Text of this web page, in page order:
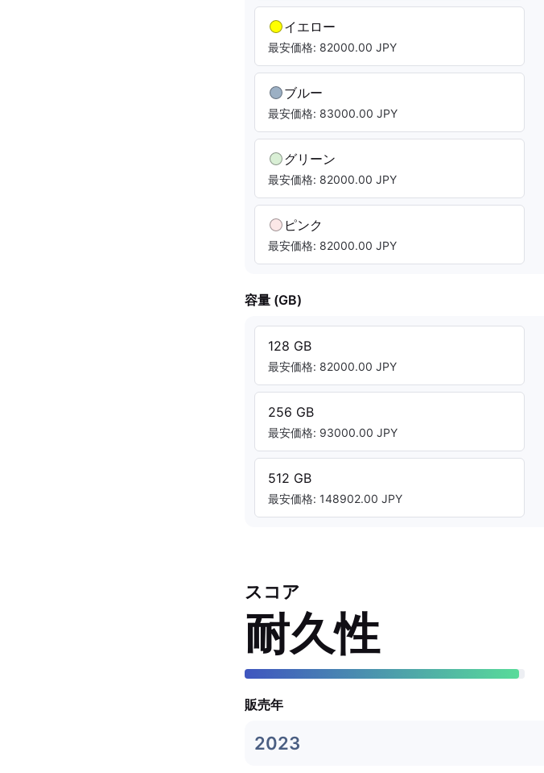
イエロー
最安価格: 82000.00 JPY
ブルー
最安価格: 83000.00 JPY
グリーン
最安価格: 82000.00 JPY
ピンク
最安価格: 82000.00 JPY
容量 (GB)
128 GB
最安価格: 82000.00 JPY
256 GB
最安価格: 93000.00 JPY
512 GB
最安価格: 148902.00 JPY
スコア
耐久性
販売年
2023